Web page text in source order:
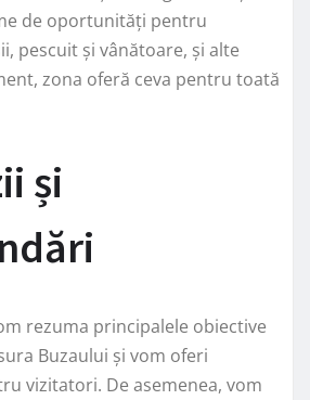
de oportunități pentru
pescuit și vânătoare, și alte
zona oferă ceva pentru toată
și
rezuma principalele obiective
Buzaului și vom oferi
vizitatori. De asemenea, vom